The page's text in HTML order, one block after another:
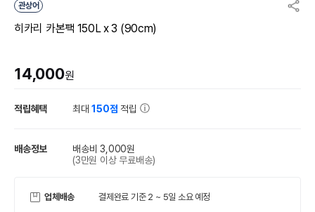
관상어
히카리 카본팩 150L x 3 (90cm)
14,000원
적립혜택 최대150점 적립
배송정보
배송비 3,000원
(3만원 이상 무료배송)
업체배송 결제완료 기준 2 ~ 5일 소요 예정